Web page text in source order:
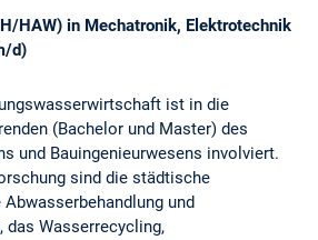
HAW) in Mechatronik, Elektrotechnik
d)
ist in die
(Bachelor und Master) des
und Bauingenieurwesens involviert.
sind die städtische
und
das Wasserrecycling,